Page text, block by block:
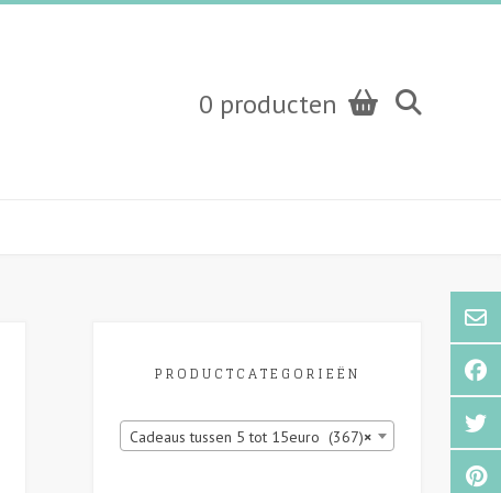
0 producten
PRODUCTCATEGORIEËN
×
Cadeaus tussen 5 tot 15euro (367)